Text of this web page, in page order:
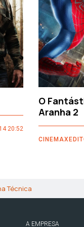
20:52
O
Aranha 2
Técnica
A EMPRESA